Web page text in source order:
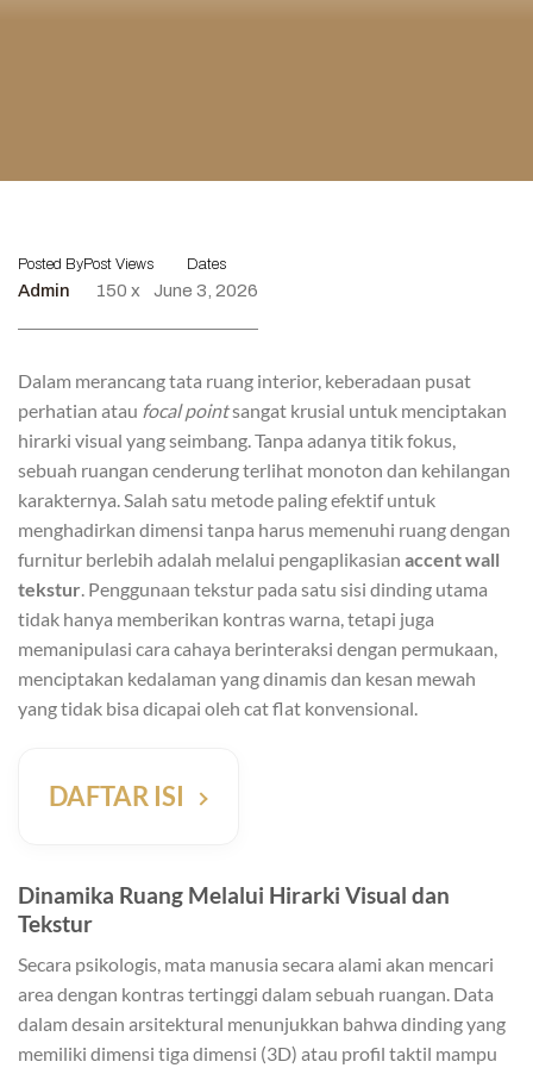
Posted By
Admin
Post Views
150 x
Dates
June 3, 2026
Dalam merancang tata ruang interior, keberadaan pusat
perhatian atau focal pointsangat krusial untuk menciptakan
hirarki visual yang seimbang. Tanpa adanya titik fokus,
sebuah ruangan cenderung terlihat monoton dan kehilangan
karakternya. Salah satu metode paling efektif untuk
menghadirkan dimensi tanpa harus memenuhi ruang dengan
furnitur berlebih adalah melalui pengaplikasian accent wall
tekstur. Penggunaan tekstur pada satu sisi dinding utama
tidak hanya memberikan kontras warna, tetapi juga
memanipulasi cara cahaya berinteraksi dengan permukaan,
menciptakan kedalaman yang dinamis dan kesan mewah
yang tidak bisa dicapai oleh cat flat konvensional.
DAFTAR ISI
Dinamika Ruang Melalui Hirarki Visual dan
Tekstur
Secara psikologis, mata manusia secara alami akan mencari
area dengan kontras tertinggi dalam sebuah ruangan. Data
dalam desain arsitektural menunjukkan bahwa dinding yang
memiliki dimensi tiga dimensi (3D) atau profil taktil mampu